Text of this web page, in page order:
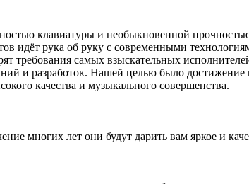
клавиатуры и необыкновенной
идёт рука об руку с современными
требования самых взыскательных
и разработок. Нашей целью было
качества и музыкального совершенства.
многих лет они будут дарить вам яркое и